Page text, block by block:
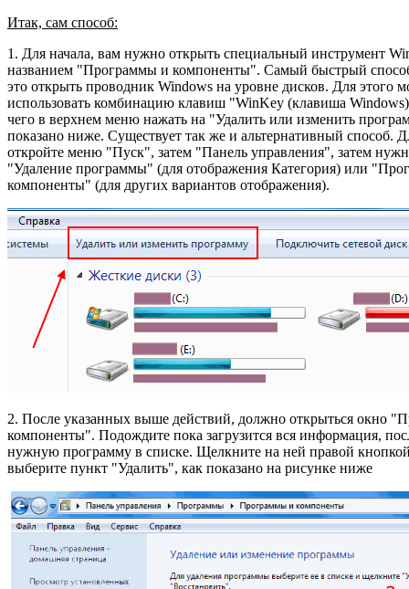
Итак, сам способ:
1. Для начала, вам нужно открыть специальный инструмент
названием "Программы и компоненты". Самый быстрый способ
это открыть проводник Windows на уровне дисков. Для этого
использовать комбинацию клавиш "WinKey (клавиша
чего в верхнем меню нажать на "Удалить или изменить
показано ниже. Существует так же и альтернативный способ.
откройте меню "Пуск", затем "Панель управления", затем
"Удаление программы" (для отображения Категория) или
компоненты" (для других вариантов отображения).
2. После указанных выше действий, должно открыться окно
компоненты". Подождите пока загрузится вся информация,
нужную программу в списке. Щелкните на ней правой
выберите пункт "Удалить", как показано на рисунке ниже